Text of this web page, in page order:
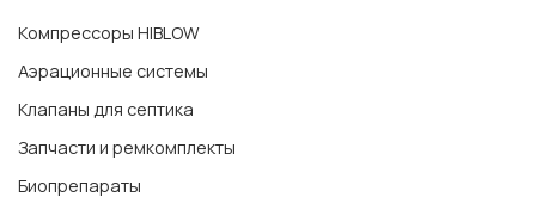
Компрессоры HIBLOW
Аэрационные системы
Клапаны для септика
Запчасти и ремкомплекты
Биопрепараты